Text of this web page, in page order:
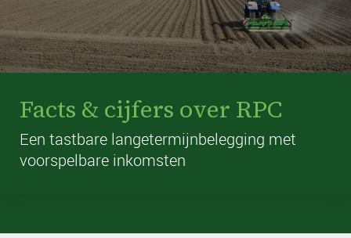
Facts & cijfers over RPC
Een tastbare langetermijnbelegging met
voorspelbare inkomsten